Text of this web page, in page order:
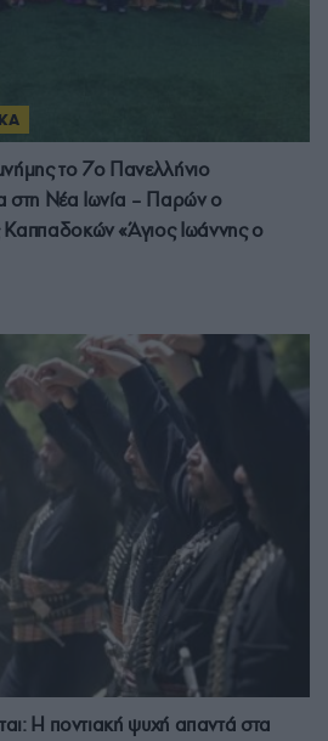
το 7ο Πανελλήνιο
στη Νέα Ιωνία – Παρών ο
«Άγιος Ιωάννης ο
Η ποντιακή ψυχή απαντά στα